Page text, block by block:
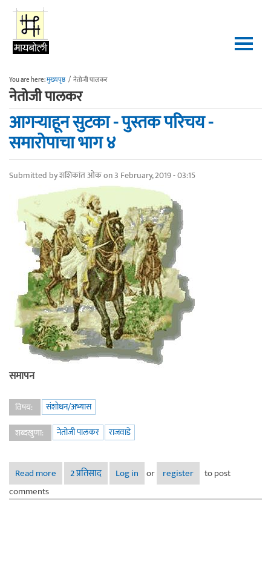
Skip to main content
You are here:मुख्यपृष्ठ / नेतोजी पालकर
नेतोजी पालकर
आगऱ्याहून सुटका - पुस्तक परिचय -
समारोपाचा भाग ४
Submitted byशशिकांत ओकon 3 February, 2019 - 03:15
समापन
विषय:
संशोधन/अभ्यास
शब्दखुणा:
नेतोजी पालकर राजवाडे
Read more about आगऱ्याहून सुटका - पुस्तक परिचय - समारोपाचा भाग ४
2 प्रतिसाद Log in or register
to post
comments